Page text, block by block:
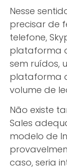
Nesse
precisar de
telefone,
plataforma
sem ruídos,
plataforma
volume de
Não existe
Sales
modelo de
caso, seria